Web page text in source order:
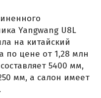
Yangwang U8L
на китайский
по цене от 1,28 млн
5400 мм,
мм, а салон имеет